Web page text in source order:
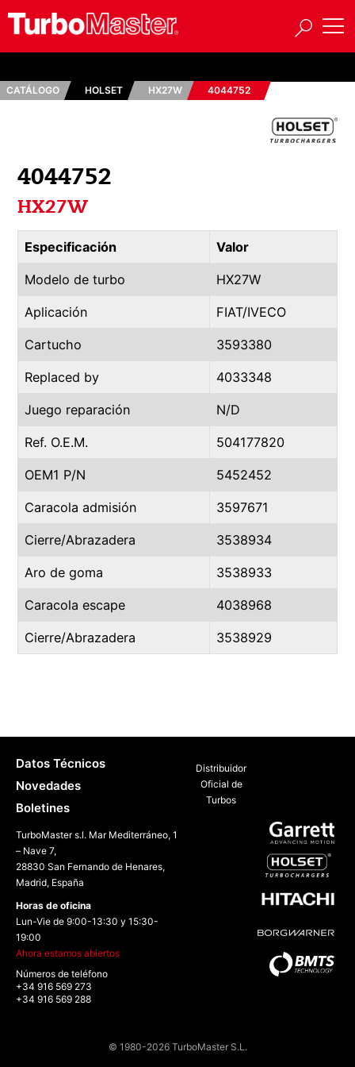
CATÁLOGO HOLSET HX27W 4044752
4044752
HX27W
Especificación Valor
Modelo de turbo HX27W
Aplicación FIAT/IVECO
Cartucho 3593380
Replaced by 4033348
Juego reparación N/D
Ref. O.E.M. 504177820
OEM1 P/N 5452452
Caracola admisión 3597671
Cierre/Abrazadera 3538934
Aro de goma 3538933
Caracola escape 4038968
Cierre/Abrazadera 3538929
Distribuidor
Oficial de
Turbos
Datos Técnicos
Novedades
Boletines
TurboMaster s.l. Mar Mediterráneo, 1
– Nave 7,
28830 San Fernando de Henares,
Madrid, España
Horas de oficina
Lun-Vie de 9:00-13:30 y 15:30-
19:00
Ahora estamos abiertos
Números de teléfono
+34 916 569 273
+34 916 569 288
© 1980-2026 TurboMaster S.L.